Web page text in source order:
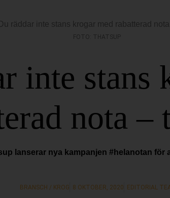
FOTO: THATSUP
inte stans
nota –
lanserar nya kampanjen #helanotan för
BRANSCH / KROG 8 OKTOBER, 2020 EDITORIAL